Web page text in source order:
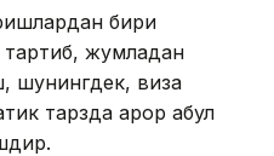
бири
тартиб, жумладан
шунингдек, виза
тарзда қарор қабул